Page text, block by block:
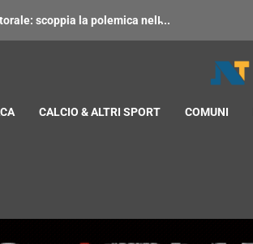
scoppia la polemica nell̵...
CALCIO & ALTRI SPORT COMUNI